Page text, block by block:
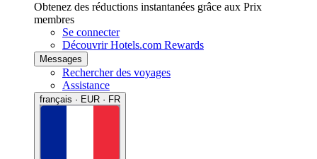
Obtenez des réductions instantanées grâce aux Prix
membres
Se connecter
Découvrir Hotels.com Rewards
Messages
Rechercher des voyages
Assistance
français · EUR · FR